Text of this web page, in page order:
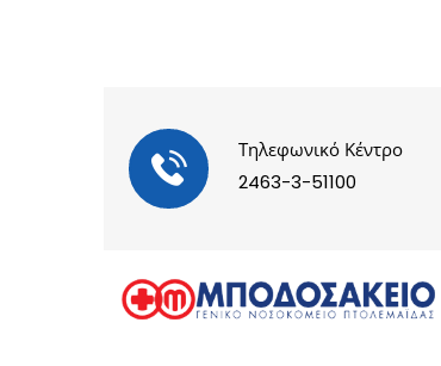
Τηλεφωνικό Κέντρο
2463-3-51100